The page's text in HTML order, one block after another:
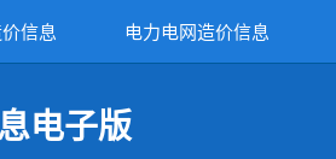
信息 电力电网造价信息
电子版